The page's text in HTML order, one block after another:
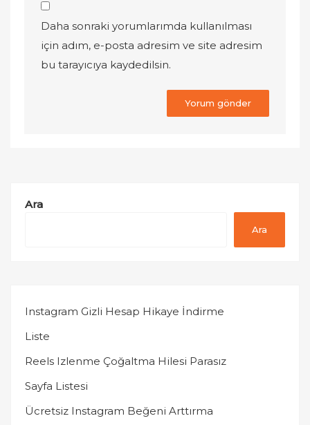
Daha sonraki yorumlarımda kullanılması
için adım, e-posta adresim ve site adresim
bu tarayıcıya kaydedilsin.
Ara
Ara
Instagram Gizli Hesap Hikaye İndirme
Liste
Reels Izlenme Çoğaltma Hilesi Parasız
Sayfa Listesi
Ücretsiz Instagram Beğeni Arttırma